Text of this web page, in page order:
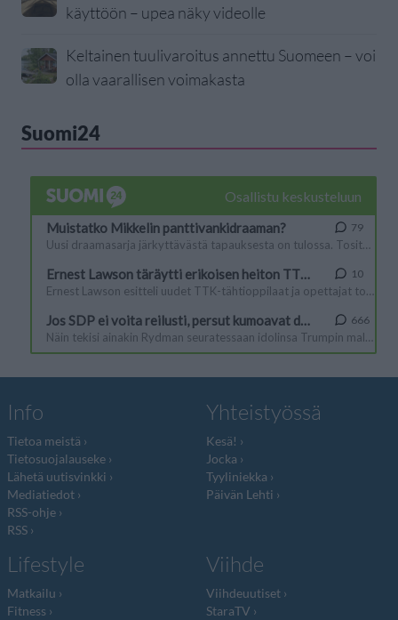
käyttöön – upea näky videolle
Keltainen tuulivaroitus annettu Suomeen – voi
olla vaarallisen voimakasta
Suomi24
Info
Tietoa meistä
Tietosuojalauseke
Lähetä uutisvinkki
Mediatiedot
RSS-ohje
RSS
Yhteistyössä
Kesä!
Jocka
Tyyliniekka
Päivän Lehti
Lifestyle
Matkailu
Fitness
Viihde
Viihdeuutiset
StaraTV